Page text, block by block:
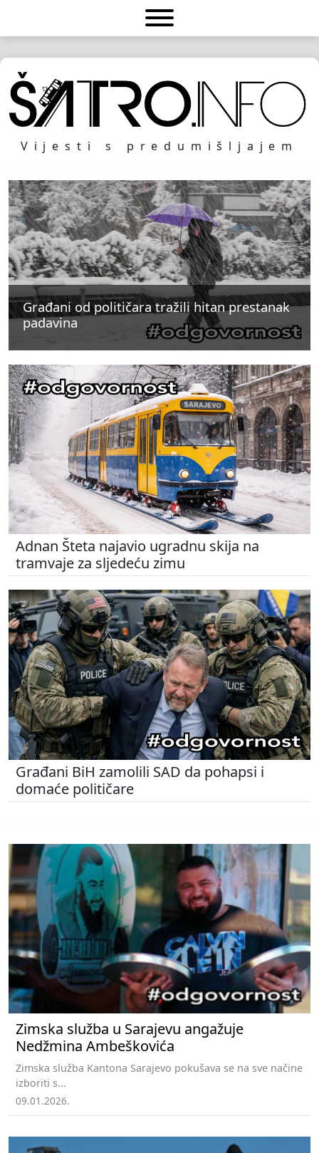
Vijesti s predumišljajem
Građani od političara tražili hitan prestanak
padavina
Građani od političara tražili hitan prestanak
padavina
Građani od političara tražili hitan prestanak
padavina
Adnan Šteta najavio ugradnu skija na
tramvaje za sljedeću zimu
Građani BiH zamolili SAD da pohapsi i
domaće političare
Zimska služba u Sarajevu angažuje
Nedžmina Ambeškovića
Zimska služba Kantona Sarajevo pokušava se na sve načine
izboriti s...
09.01.2026.